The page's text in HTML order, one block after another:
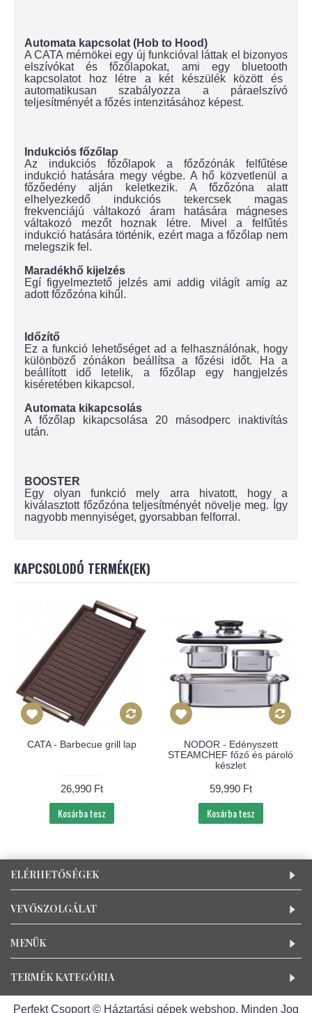
Automata kapcsolat (Hob to Hood)
A CATA mérnökei egy új funkcióval láttak el bizonyos
elszívókat és főzőlapokat, ami egy
bluetooth
kapcsolatot hoz létre a két készülék között és
automatikusan szabályozza a páraelszívó
teljesítményét a főzés intenzitásához képest.
Indukciós főzőlap
Az indukciós főzőlapok a főzőzónák felfűtése
indukció hatására megy végbe. A hő közvetlenül a
főzőedény alján keletkezik. A főzőzóna alatt
elhelyezkedő indukciós tekercsek magas
frekvenciájú váltakozó áram hatására mágneses
váltakozó mezőt hoznak létre. Mivel a felfűtés
indukció hatására történik, ezért maga a főzőlap nem
melegszik fel.
Maradékhő kijelzés
Egí figyelmeztető jelzés ami addig világít amíg az
adott főzőzóna kihűl.
Időzítő
Ez a funkció lehetőséget ad a felhasználónak, hogy
különböző zónákon beállítsa a főzési időt. Ha a
beállított idő letelik, a főzőlap egy hangjelzés
kiséretében kikapcsol.
Automata kikapcsolás
A főzőlap kikapcsolása 20 másodperc inaktivítás
után.
BOOSTER
Egy olyan funkció mely arra hivatott, hogy a
kiválasztott főzőzóna teljesítményét növelje meg. Így
nagyobb mennyiséget, gyorsabban felforral.
KAPCSOLODÓ TERMÉK(EK)
CATA - Barbecue grill lap
26,990 Ft
Kosárba tesz
NODOR - Edényszett
STEAMCHEF főző és pároló
készlet
59,990 Ft
Kosárba tesz
ELÉRHETŐSÉGEK
VEVŐSZOLGÁLAT
MENÜK
TERMÉK KATEGÓRIA
Perfekt Csoport © Háztartási gépek webshop, Minden Jog